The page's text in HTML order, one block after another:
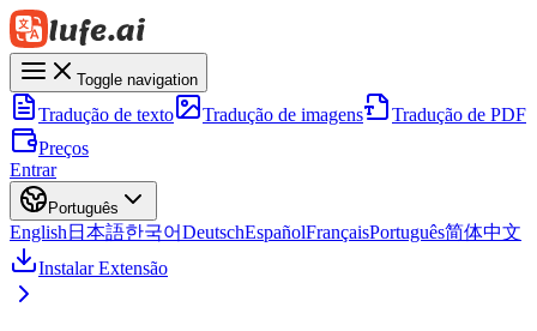
Toggle navigation
Tradução de texto Tradução de imagens
Tradução de PDF
Preços
Entrar
Português
English 日本語한국어DeutschEspañolFrançaisPortuguês简体中文
Instalar Extensão